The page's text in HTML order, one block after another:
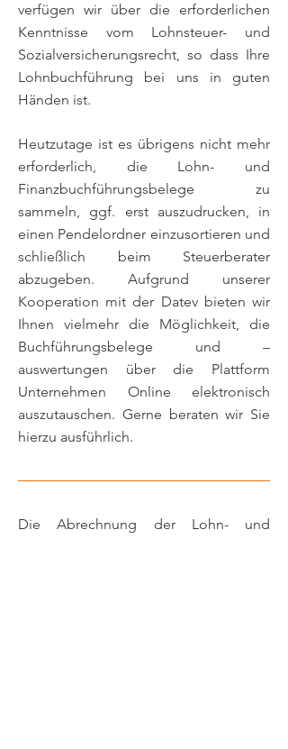
verfügen wir über die erforderlichen
Kenntnisse vom Lohnsteuer- und
Sozialversicherungsrecht, so dass Ihre
Lohnbuchführung bei uns in guten
Händen ist.
Heutzutage ist es übrigens nicht mehr
erforderlich, die Lohn- und
Finanzbuchführungsbelege zu
sammeln, ggf. erst auszudrucken, in
einen Pendelordner einzusortieren und
schließlich beim Steuerberater
abzugeben. Aufgrund unserer
Kooperation mit der Datev bieten wir
Ihnen vielmehr die Möglichkeit, die
Buchführungsbelege und –
auswertungen über die Plattform
Unternehmen Online elektronisch
auszutauschen. Gerne beraten wir Sie
hierzu ausführlich.
Die Abrechnung der Lohn- und